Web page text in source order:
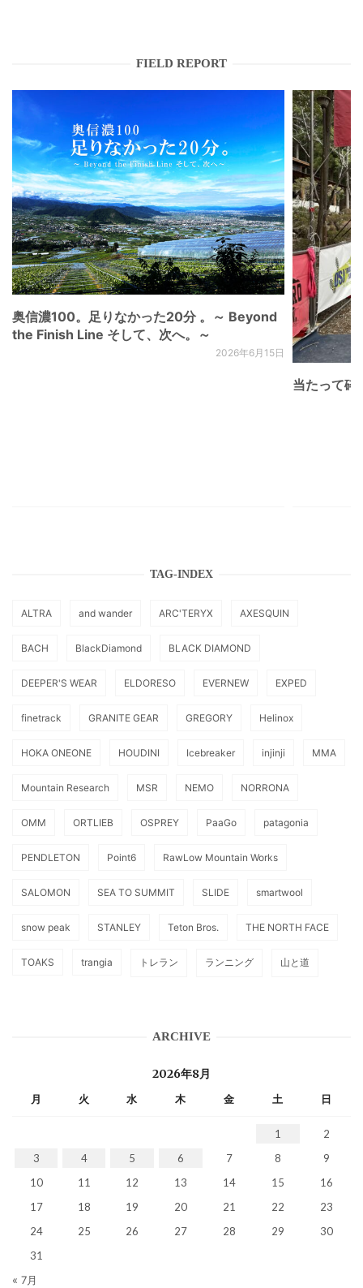
FIELD REPORT
奥信濃100。足りなかった20分 。～ Beyond
the Finish Line そして、次へ。～
2026年6月15日
当たって砕
TAG-INDEX
ALTRA and wander ARC'TERYX AXESQUIN
BACH BlackDiamond BLACK DIAMOND
DEEPER'S WEAR ELDORESO EVERNEW EXPED
finetrack GRANITE GEAR GREGORY Helinox
HOKA ONEONE HOUDINI Icebreaker injinji MMA
Mountain Research MSR NEMO NORRONA
OMM ORTLIEB OSPREY PaaGo patagonia
PENDLETON Point6 RawLow Mountain Works
SALOMON SEA TO SUMMIT SLIDE smartwool
snow peak STANLEY Teton Bros. THE NORTH FACE
TOAKS trangia トレラン ランニング 山と道
ARCHIVE
2026年8月
月 火 水 木 金 土 日
1
2
3
4 5 6 7 8
9
10
11 12 13 14 15
16
17
18 19 20 21 22
23
24
25 26 27 28 29
30
31
« 7月